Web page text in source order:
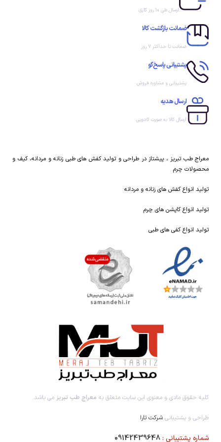
ارسال طی 10 روز کاری
ضمانت بازگشت کالا
ضمانت تا حداکثر ۷ روز
پشتیبانی پاسخ‌گو
پشتیبانی و مشاوره فروش
ارسال هدیه
ارسال کالا به صورت کادویی
معراج طب تبریز ، پیشتاز در طراحی و تولید کفش های طبی زنانه و مردانه، کیف و
محصولات چرم
تولید انواع کفش های زنانه و مردانه
تولید انواع کاپشن های چرم
تولید انواع کفی های طبی
کلیه حقوق مادی و معنوی این سایت متعلق به معراج طب تبریز می باشد.
طراحی و پشتیبانی شرکت تارا
شماره پشتیبانی :09142439648